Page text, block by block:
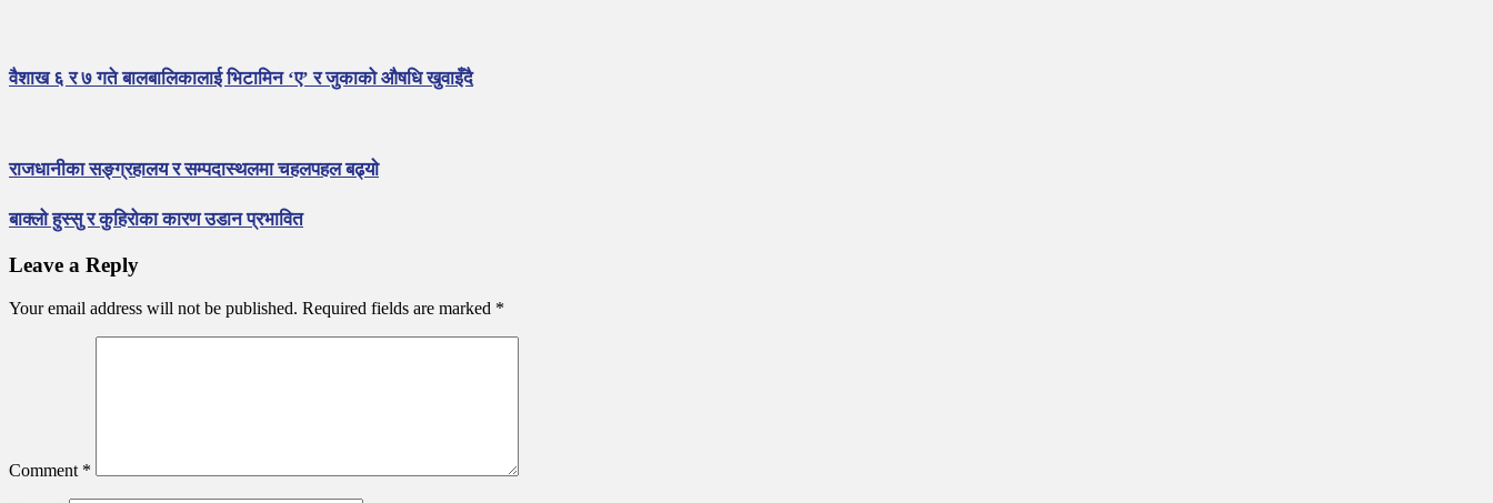
वैशाख ६ र ७ गते बालबालिकालाई भिटामिन ‘ए’ र जुकाको औषधि खुवाइँदै
राजधानीका सङ्ग्रहालय र सम्पदास्थलमा चहलपहल बढ्याे
बाक्लो हुस्सु र कुहिरोका कारण उडान प्रभावित
Leave a Reply
Your email address will not be published. Required fields are marked *
Comment *